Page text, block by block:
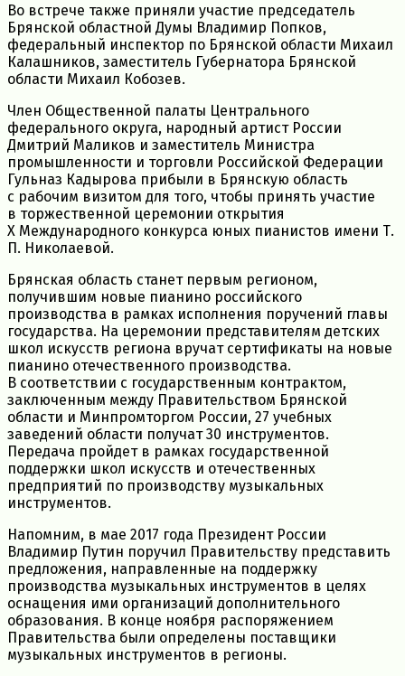
Во встрече также приняли участие председатель
Брянской областной Думы Владимир Попков,
федеральный инспектор по Брянской области Михаил
Калашников, заместитель Губернатора Брянской
области Михаил Кобозев.
Член Общественной палаты Центрального
федерального округа, народный артист России
Дмитрий Маликов и заместитель Министра
промышленности и торговли Российской Федерации
Гульназ Кадырова прибыли в Брянскую область
с рабочим визитом для того, чтобы принять участие
в торжественной церемонии открытия
X Международного конкурса юных пианистов имени Т.
П. Николаевой.
Брянская область станет первым регионом,
получившим новые пианино российского
производства в рамках исполнения поручений главы
государства. На церемонии представителям детских
школ искусств региона вручат сертификаты на новые
пианино отечественного производства.
В соответствии с государственным контрактом,
заключенным между Правительством Брянской
области и Минпромторгом России, 27 учебных
заведений области получат 30 инструментов.
Передача пройдет в рамках государственной
поддержки школ искусств и отечественных
предприятий по производству музыкальных
инструментов.
Напомним, в мае 2017 года Президент России
Владимир Путин поручил Правительству представить
предложения, направленные на поддержку
производства музыкальных инструментов в целях
оснащения ими организаций дополнительного
образования. В конце ноября распоряжением
Правительства были определены поставщики
музыкальных инструментов в регионы.